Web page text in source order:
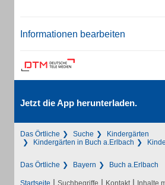
Informationen bearbeiten
Jetzt die App herunterladen.
Das Örtliche Suche
Kindergärten
Kindergärten in Buch a.Erlbach
Das Örtliche Bayern Buch a.Erlbach
Startseite | Suchbegriffe | Kontakt | Inhalte